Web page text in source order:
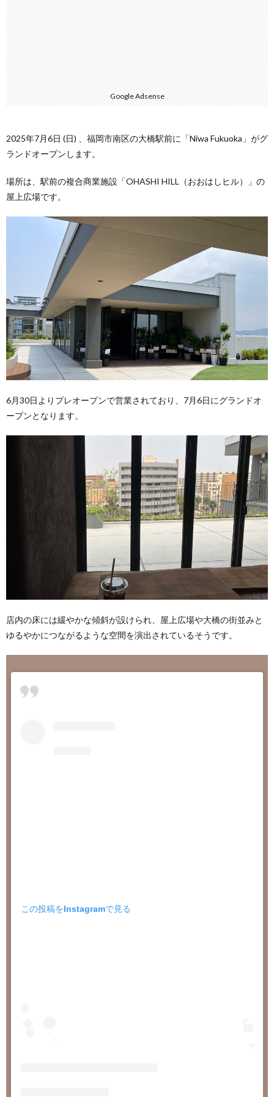
Google Adsense
2025年7月6日 (日) 、福岡市南区の大橋駅前に「Niwa Fukuoka」がグ
ランドオープンします。
場所は、駅前の複合商業施設「OHASHI HILL（おおはしヒル）」の
屋上広場です。
6月30日よりプレオープンで営業されており、7月6日にグランドオ
ープンとなります。
店内の床には緩やかな傾斜が設けられ、屋上広場や大橋の街並みと
ゆるやかにつながるような空間を演出されているそうです。
この投稿をInstagramで見る